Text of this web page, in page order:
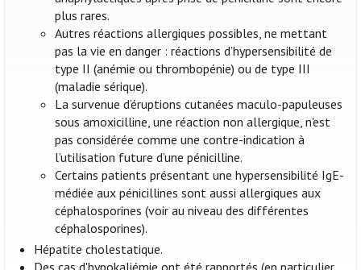
plus rares.
Autres réactions allergiques possibles, ne mettant
pas la vie en danger : réactions d’hypersensibilité de
type II (anémie ou thrombopénie) ou de type III
(maladie sérique).
La survenue d’éruptions cutanées maculo-papuleuses
sous amoxicilline, une réaction non allergique, n'est
pas considérée comme une contre-indication à
l’utilisation future d’une pénicilline.
Certains patients présentant une hypersensibilité IgE-
médiée aux pénicillines sont aussi allergiques aux
céphalosporines (voir au niveau des différentes
céphalosporines).
Hépatite cholestatique.
Des cas d'hypokaliémie ont été rapportés (en particulier